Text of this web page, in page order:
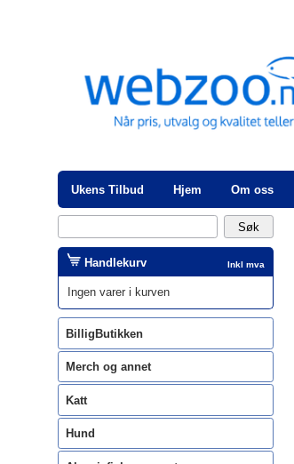
Ukens Tilbud Hjem Om oss
Inkl mva
Handlekurv
Ingen varer i kurven
BilligButikken
Merch og annet
Katt
Hund